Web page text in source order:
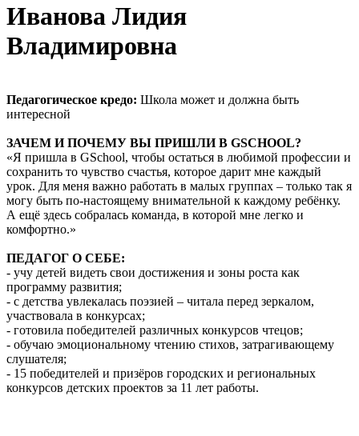
Иванова Лидия
Владимировна
Педагогическое кредо: Школа может и должна быть
интересной
ЗАЧЕМ И ПОЧЕМУ ВЫ ПРИШЛИ В GSCHOOL?
«Я пришла в GSchool, чтобы остаться в любимой профессии и
сохранить то чувство счастья, которое дарит мне каждый
урок. Для меня важно работать в малых группах – только так я
могу быть по-настоящему внимательной к каждому ребёнку.
А ещё здесь собралась команда, в которой мне легко и
комфортно.»
ПЕДАГОГ О СЕБЕ:
- учу детей видеть свои достижения и зоны роста как
программу развития;
- с детства увлекалась поэзией – читала перед зеркалом,
участвовала в конкурсах;
- готовила победителей различных конкурсов чтецов;
- обучаю эмоциональному чтению стихов, затрагивающему
слушателя;
- 15 победителей и призёров городских и региональных
конкурсов детских проектов за 11 лет работы.